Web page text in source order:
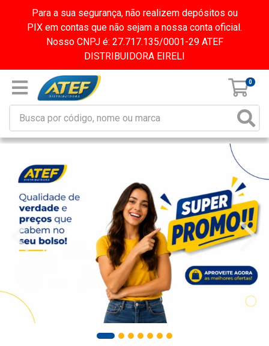
Para a sua segurança, não realizem depósitos ou
PIX em contas que não sejam a nossa conta oficial.
Nosso CNPJ é: 27.717.135/0001-29 ATEF
DISTRIBUIDORA EIRELI
0